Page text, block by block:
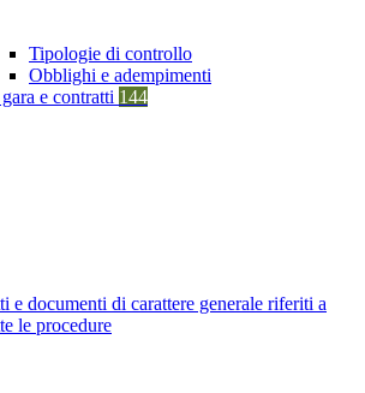
Tipologie di controllo
Obblighi e adempimenti
e contratti 144
e documenti di carattere generale riferiti a
le procedure